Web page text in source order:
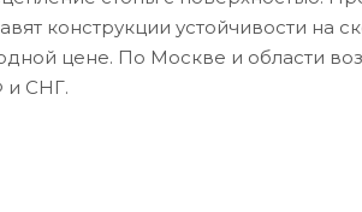
конструкции устойчивости на
цене. По Москве и области
и СНГ.